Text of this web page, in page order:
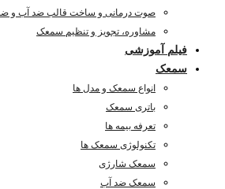
صوت درمانی و ساخت قالب ضد آب و
مشاوره، تجویز و تنظیم سمعک
فیلم آموزشی
سمعک
انواع سمعک و مدل ها
باتری سمعک
تعرفه بیمه ها
تکنولوژی سمعک ها
سمعک شارژی
سمعک ضد آب